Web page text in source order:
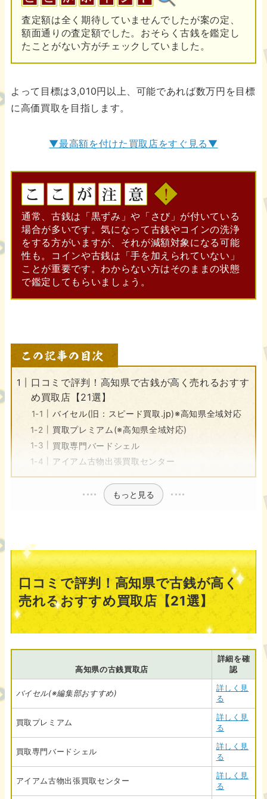
査定額は全く期待していませんでしたが案の定、
額面通りの査定額でした。おそらく古銭を鑑定し
たことがない方がチェックしていました。
よって目標は3,010円以上、可能であれば数万円を目標
に高価買取を目指します。
▼最高額を付けた買取店をすぐ見る▼
通常、古銭は「黒ずみ」や「さび」が付いている
場合が多いです。気になって古銭やコインの洗浄
をする方がいますが、それが減額対象になる可能
性も。コインや古銭は「手を加えられていない」
ことが重要です。わからない方はそのままの状態
で鑑定してもらいましょう。
口コミで評判！高知県で古銭が高く売れるおすす
め買取店【21選】
バイセル(旧：スピード買取.jp)※高知県全域対応
買取プレミアム(※高知県全域対応)
買取専門バードシェル
アイアム古物出張買取センター
もっと見る
口コミで評判！高知県で古銭が高く
売れるおすすめ買取店【21選】
高知県の古銭買取店
詳細を確
認
バイセル(※編集部おすすめ)
詳しく見
る
買取プレミアム
詳しく見
る
買取専門バードシェル
詳しく見
る
アイアム古物出張買取センター
詳しく見
る